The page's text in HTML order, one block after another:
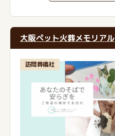
大阪ペット火葬メモリアル
訪問葬儀社